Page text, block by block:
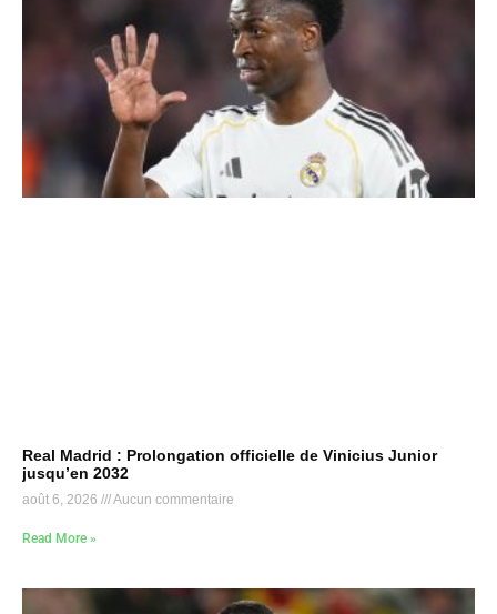
Real Madrid : Prolongation officielle de Vinicius Junior
jusqu’en 2032
août 6, 2026 Aucun commentaire
Read More »